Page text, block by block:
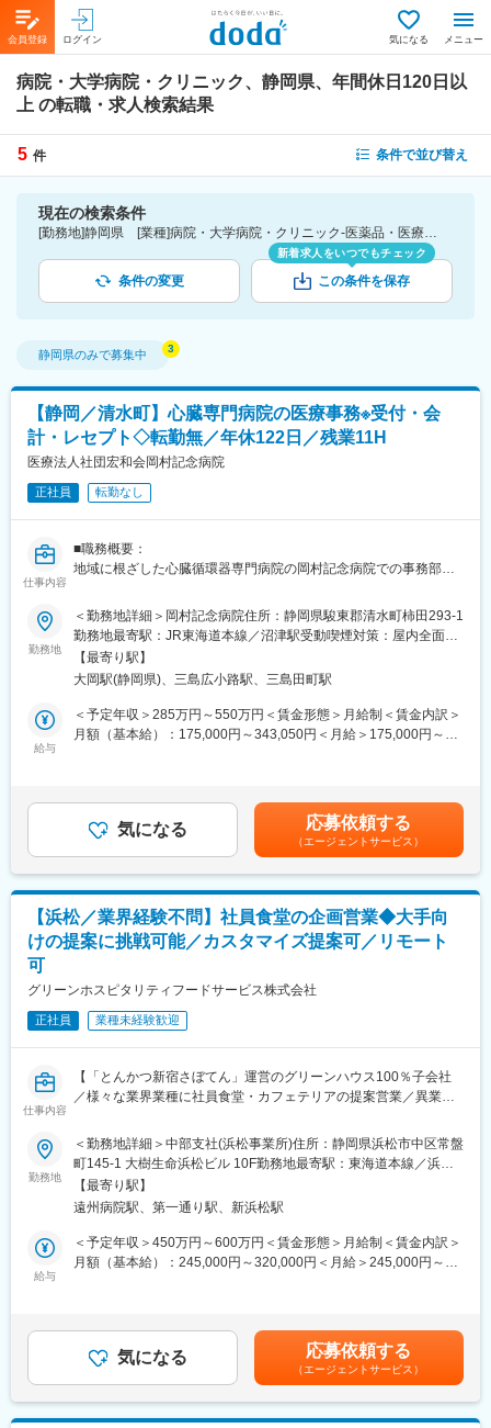
会員登録 ログイン 気になる メニュー
病院・大学病院・クリニック、静岡県、年間休日120日以
上 の転職・求人検索結果
5 件 条件で並び替え
現在の検索条件
[勤務地]静岡県 [業種]病院・大学病院・クリニック-医薬品・医療機器・ライフサイエンス・医療系サービス [こだわり条件ピックアップ]年間休日120日以上 [詳細条件](休日・働き方)年間休日120日以上
条件の変更
新着求人をいつでもチェック
この条件を保存
静岡県のみで募集中
【静岡／清水町】心臓専門病院の医療事務※受付・会
計・レセプト◇転勤無／年休122日／残業11H
医療法人社団宏和会岡村記念病院
正社員 転勤なし
仕事内容
■職務概要：
地域に根ざした心臓循環器専門病院の岡村記念病院での事務部医
だきます。
＜医事課＞13名
・外来：受付対応（保険確認や患者登録、患者対応）
・外来会計（医療費の計算、レジ対応）
・入院：入院会計（医療費の計算）、医療制度の説明
・レセプト業務、カルテ管理（診療資料スキャン）等
＜地域連携室＞9名
・前方支援（救急患者の受け入れや紹介業務）
その他：
・電話応対（外線・内線）
・月2～3回程度当直業務（24時間救急医療体制による救急対応）
・当直業務は事務1名、看護師1名で行います。
も取得しやすいため、プライベートの時間もしっかり確保できま
す。
■キャリアパスについて
・事務部内の様々な部署を経験することでキャリアアップを目指
せます。本人の希望があれば、院内外の研修・学会発表への参加
をサポートします。
変更の範囲：無
勤務地
＜勤務地詳細＞岡村記念病院住所：静岡県駿東郡清水町柿田293-1
勤務地最寄駅：JR東海道本線／沼津駅受動喫煙対策：屋内全面禁
煙変更の範囲：会社の定める事業所
【最寄り駅】
大岡駅(静岡県)、三島広小路駅、三島田町駅
給与
＜予定年収＞285万円～550万円＜賃金形態＞月給制＜賃金内訳＞
月額（基本給）：175,000円～343,050円＜月給＞175,000円～
気になる 応募依頼する
（エージェントサービス）
【浜松／業界経験不問】社員食堂の企画営業◆大手向
けの提案に挑戦可能／カスタマイズ提案可／リモート
可
グリーンホスピタリティフードサービス株式会社
正社員 業種未経験歓迎
仕事内容
【「とんかつ新宿さぼてん」運営のグリーンハウス100％子会社
／様々な業界業種に社員食堂・カフェテリアの提案営業／異業界
■募集背景
当社はグリーンハウスグループとして、ビジネス＆インダストリ
ー領域の社員食堂・カフェテリアの委託運営を展開しています。
需要拡大に伴い、新規営業を担う営業開発部門を増強するための
募集です。
受注後の運営は専門の運営部隊がいるため、お客様への提案に専
念できる組織体制です。
勤務地
＜勤務地詳細＞中部支社(浜松事業所)住所：静岡県浜松市中区常盤
町145-1 大樹生命浜松ビル 10F勤務地最寄駅：東海道本線／浜松
駅受動喫煙対策：屋内喫煙可能場所あり変更の範囲：会社の定め
る事業所（リモートワーク含む）
【最寄り駅】
遠州病院駅、第一通り駅、新浜松駅
給与
＜予定年収＞450万円～600万円＜賃金形態＞月給制＜賃金内訳＞
月額（基本給）：245,000円～320,000円＜月給＞245,000円～
認ください ※時間超過分は計算支給）※スキル・ご経験に応じて
決定します※管理監督者としての採用の場合は、残業手当・休日手
当の支給はなし（職務手当にて支給）賃金はあくまでも目安の金
額であり、選考を通じて上下する可能性があります。月給(月額)は
固定手当を含めた表記です。
気になる 応募依頼する
（エージェントサービス）